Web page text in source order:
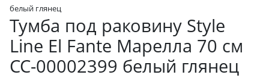
белый глянец
Тумба под раковину Style
Line El Fante Марелла 70 см
СС-00002399 белый глянец